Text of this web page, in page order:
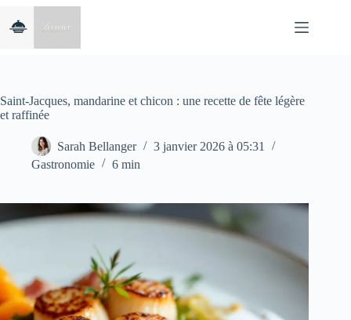
contenu
Saint-Jacques, mandarine et chicon : une recette de fête légère
et raffinée
Sarah Bellanger
3 janvier 2026 à 05:31
Gastronomie
6 min